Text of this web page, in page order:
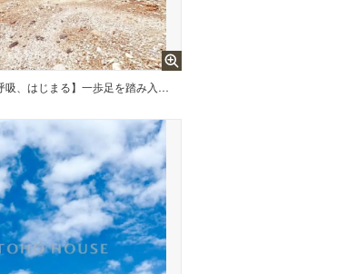
【深呼吸、はじまる】一歩足を踏み入れれば、そこは心安らぐ聖域。青い空に映える佇まいが、家族の誇りとなる。大切な人と共に、四季の移ろいを慈しみながら、心豊かな暮らしをここから。